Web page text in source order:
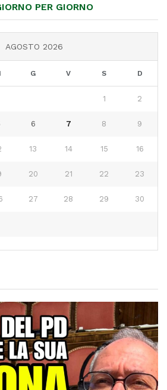
PER GIORNO
AGOSTO 2026
G V S D
1 2
6 7 8 9
13 14 15 16
20 21 22 23
27 28 29 30